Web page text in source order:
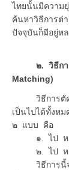
ไทยนั้นมีความ
ค้นหาวิธีการต่
ปัจจุบันก็มีอยู่ห
๒. วิธีการตั
Matching)
วิธีการตั
เป็นไปได้ทั้งห
๒ แบบ คือ
๑. ไป หา
๒. ไป หา
วิธีการนี้จะ